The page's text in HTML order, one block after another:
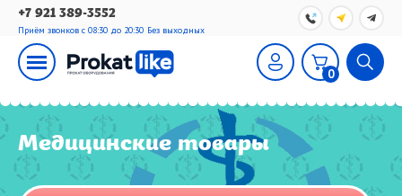
+7 921 389-3552
Приём звонков с 08:30 до 20:30 Без выходных
0
Медицинские товары